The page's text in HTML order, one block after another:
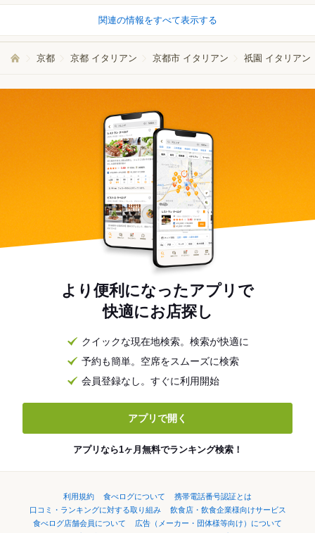
関連の情報をすべて表示する
京都 京都 イタリアン 京都市 イタリアン 祇園 イタリアン
より便利になったアプリで
快適にお店探し
クイックな現在地検索。検索が快適に
予約も簡単。空席をスムーズに検索
会員登録なし。すぐに利用開始
アプリで開く
アプリなら1ヶ月無料でランキング検索！
利用規約 食べログについて
携帯電話番号認証とは
口コミ・ランキングに対する取り組み
飲食店・飲食企業様向けサービス
食べログ店舗会員について
広告（メーカー・団体様等向け）について